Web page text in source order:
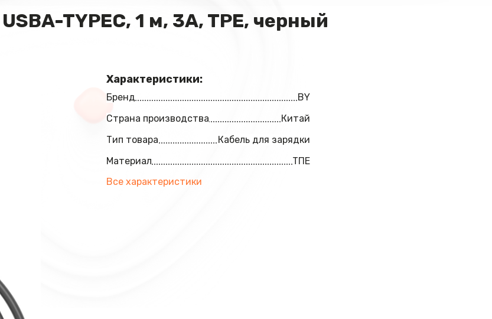
TYPEC, 1 м, 3A, TPE, черный
Характеристики:
Бренд
BY
Страна производства
Китай
Тип товара
Кабель для зарядки
Материал
ТПЕ
Все характеристики